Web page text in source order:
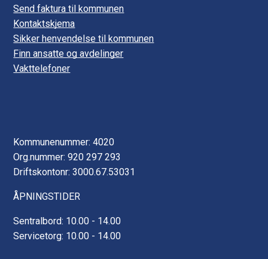
Send faktura til kommunen
Kontaktskjema
Sikker henvendelse til kommunen
Finn ansatte og avdelinger
Vakttelefoner
Kommunenummer: 4020
Org.nummer: 920 297 293
Driftskontonr: 3000.67.53031
ÅPNINGSTIDER
Sentralbord: 10.00 - 14.00
Servicetorg: 10.00 - 14.00